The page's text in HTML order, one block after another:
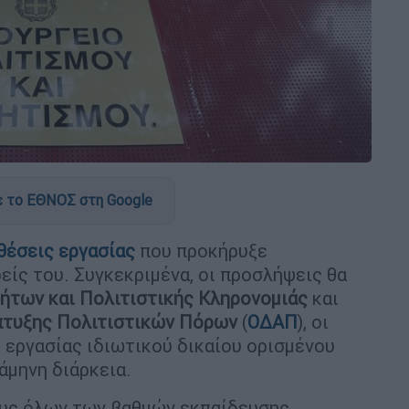
το ΕΘΝΟΣ στη Google
εργασίας που προκήρυξε
του. Συγκεκριμένα, οι προσλήψεις θα
και Πολιτιστικής Κληρονομιάς και
Πολιτιστικών Πόρων (ΟΔΑΠ), οι
ιδιωτικού δικαίου ορισμένου
διάρκεια.